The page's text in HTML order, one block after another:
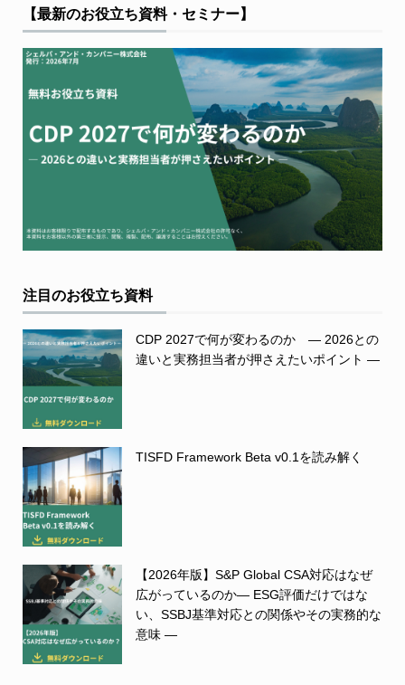
【最新のお役立ち資料・セミナー】
注目のお役立ち資料
CDP 2027で何が変わるのか ― 2026との
違いと実務担当者が押さえたいポイント ―
TISFD Framework Beta v0.1を読み解く
【2026年版】S&P Global CSA対応はなぜ
広がっているのか― ESG評価だけではな
い、SSBJ基準対応との関係やその実務的な
意味 ―